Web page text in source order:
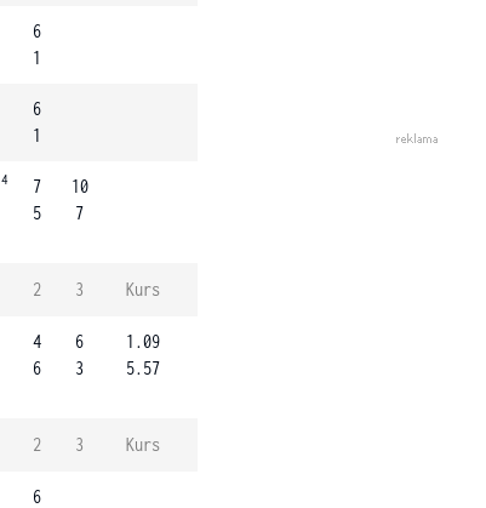
6
1
6
1
4
7
5
10
7
2 3 Kurs
4
6
6
3
1.09
5.57
2 3 Kurs
6